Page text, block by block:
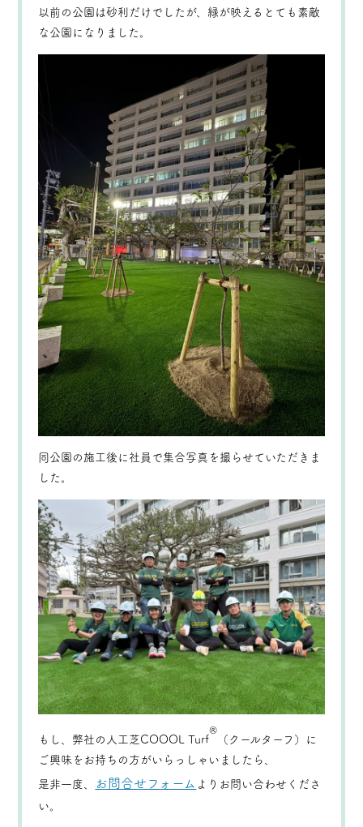
以前の公園は砂利だけでしたが、緑が映えるとても素敵
な公園になりました。
同公園の施工後に社員で集合写真を撮らせていただきま
した。
もし、弊社の人工芝COOOL Turf
®
（クールターフ）に
ご興味をお持ちの方がいらっしゃいましたら、
是非一度、 お問合せフォーム
よりお問い合わせくださ
い。